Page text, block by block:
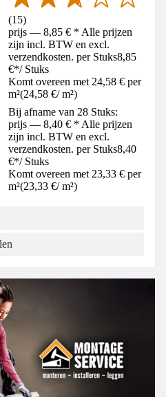
(15)
prijs — 8,85 € * Alle prijzen
zijn incl. BTW en excl.
verzendkosten. per Stuks8,85
€*/ Stuks
Komt overeen met 24,58 € per
m²(24,58 €/ m²)
Bij afname van 28 Stuks:
prijs — 8,40 € * Alle prijzen
zijn incl. BTW en excl.
verzendkosten. per Stuks8,40
€*/ Stuks
Komt overeen met 23,33 € per
m²(23,33 €/ m²)